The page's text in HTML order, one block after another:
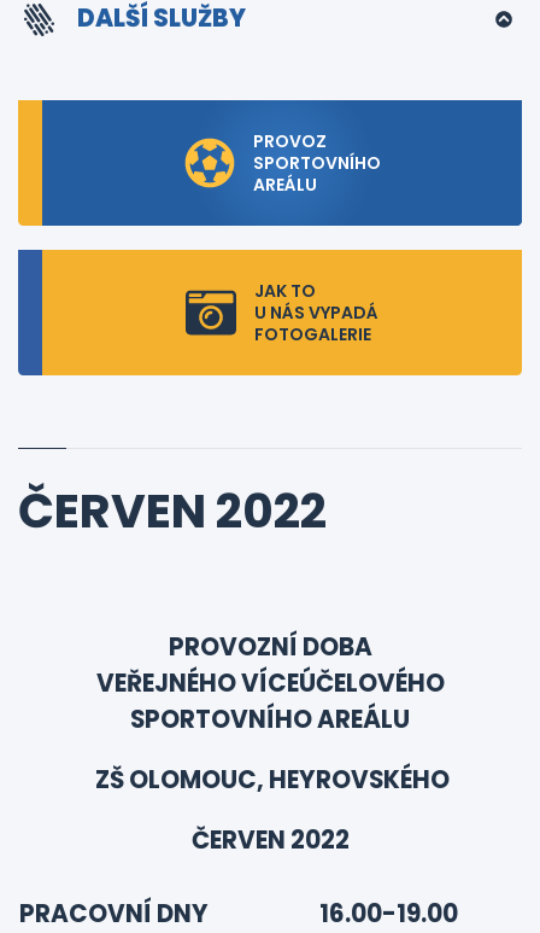
DALŠÍ SLUŽBY
PROVOZ
SPORTOVNÍHO
AREÁLU
JAK TO
U NÁS VYPADÁ
FOTOGALERIE
ČERVEN 2022
PROVOZNÍ DOBA
VEŘEJNÉHO VÍCEÚČELOVÉHO
SPORTOVNÍHO AREÁLU
ZŠ OLOMOUC, HEYROVSKÉHO
ČERVEN 2022
PRACOVNÍ DNY 16.00-19.00